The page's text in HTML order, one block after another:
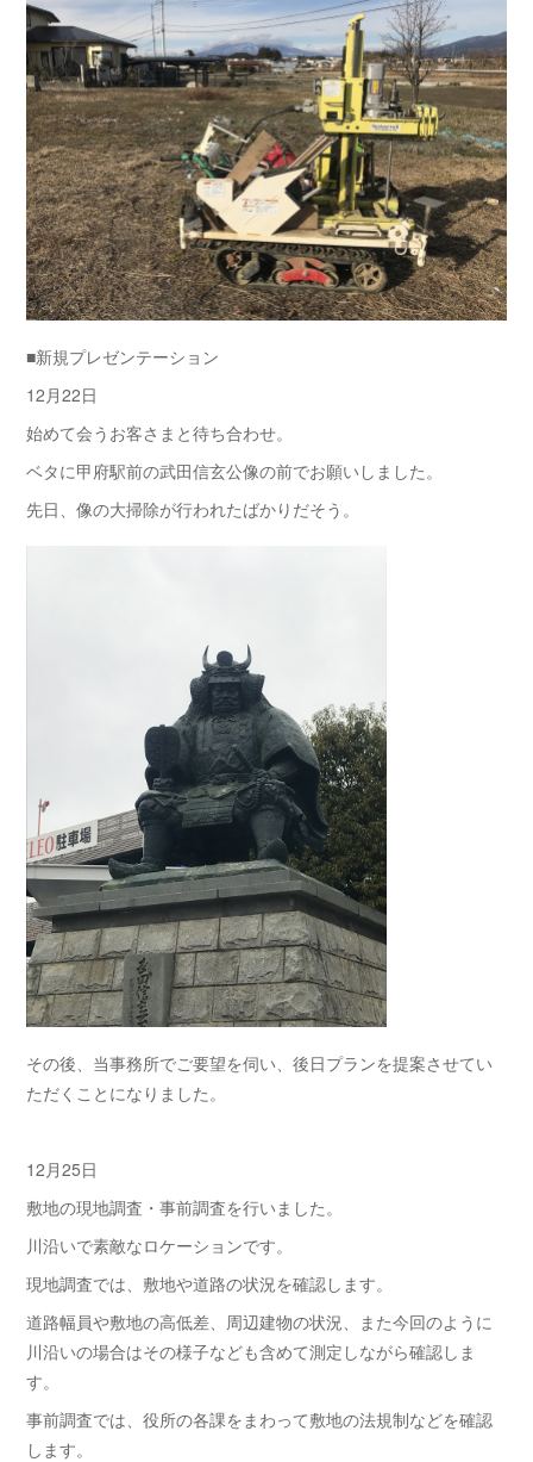
■新規プレゼンテーション
12月22日
始めて会うお客さまと待ち合わせ。
ベタに甲府駅前の武田信玄公像の前でお願いしました。
先日、像の大掃除が行われたばかりだそう。
その後、当事務所でご要望を伺い、後日プランを提案させてい
ただくことになりました。
12月25日
敷地の現地調査・事前調査を行いました。
川沿いで素敵なロケーションです。
現地調査では、敷地や道路の状況を確認します。
道路幅員や敷地の高低差、周辺建物の状況、また今回のように
川沿いの場合はその様子なども含めて測定しながら確認しま
す。
事前調査では、役所の各課をまわって敷地の法規制などを確認
します。